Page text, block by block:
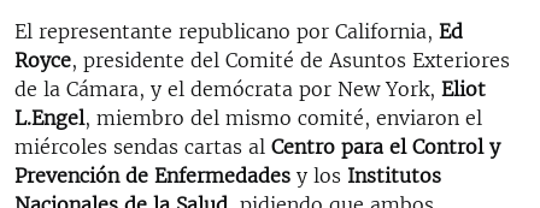
El representante republicano por California, Ed
Royce, presidente del Comité de Asuntos Exteriores
de la Cámara, y el demócrata por New York, Eliot
L.Engel, miembro del mismo comité, enviaron el
miércoles sendas cartas al Centro para el Control y
Prevención de Enfermedades y los Institutos